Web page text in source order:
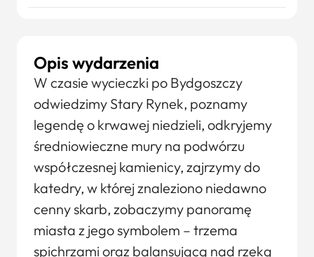
Opis wydarzenia
W czasie wycieczki po Bydgoszczy
odwiedzimy Stary Rynek, poznamy
legendę o krwawej niedzieli, odkryjemy
średniowieczne mury na podwórzu
współczesnej kamienicy, zajrzymy do
katedry, w której znaleziono niedawno
cenny skarb, zobaczymy panoramę
miasta z jego symbolem – trzema
spichrzami oraz balansującą nad rzeką